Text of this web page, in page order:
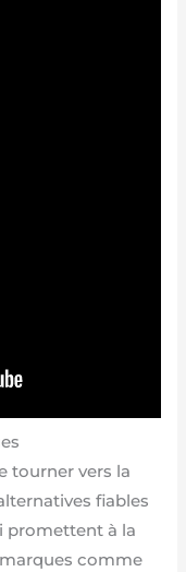
tourner vers la
fiables
promettent à la
comme